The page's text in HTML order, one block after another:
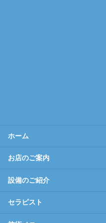
ホーム
お店のご案内
設備のご紹介
セラピスト